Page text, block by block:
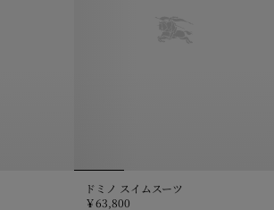
ドミノ スイムスーツ
￥63,800